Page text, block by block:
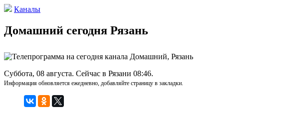
Каналы
Домашний сегодня Рязань
Суббота, 08 августа. Сейчас в Рязани 08:46.
Информация обновляется ежедневно, добавляйте страницу в закладки.